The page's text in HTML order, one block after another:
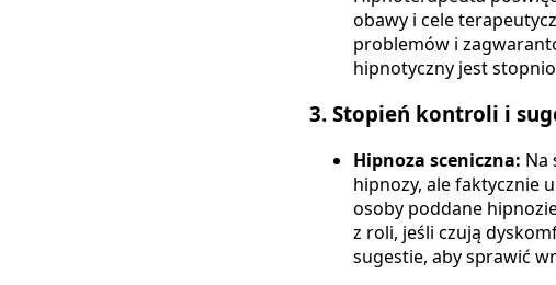
obawy i cele
problemów i
hipnotyczny jest
3. Stopień kontroli i
Hipnoza sceniczna: Na
hipnozy, ale faktycznie
osoby poddane
z roli, jeśli czują
sugestie, aby sprawić